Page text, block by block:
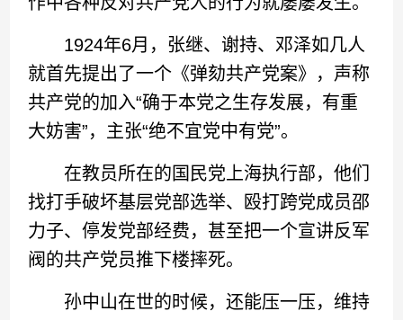
1924年6月，张继、谢持、邓泽如几人
就首先提出了一个《弹劾共产党案》，声称
共产党的加入“确于本党之生存发展，有重
大妨害”，主张“绝不宜党中有党”。
在教员所在的国民党上海执行部，他们
找打手破坏基层党部选举、殴打跨党成员邵
力子、停发党部经费，甚至把一个宣讲反军
阀的共产党员推下楼摔死。
孙中山在世的时候，还能压一压，维持